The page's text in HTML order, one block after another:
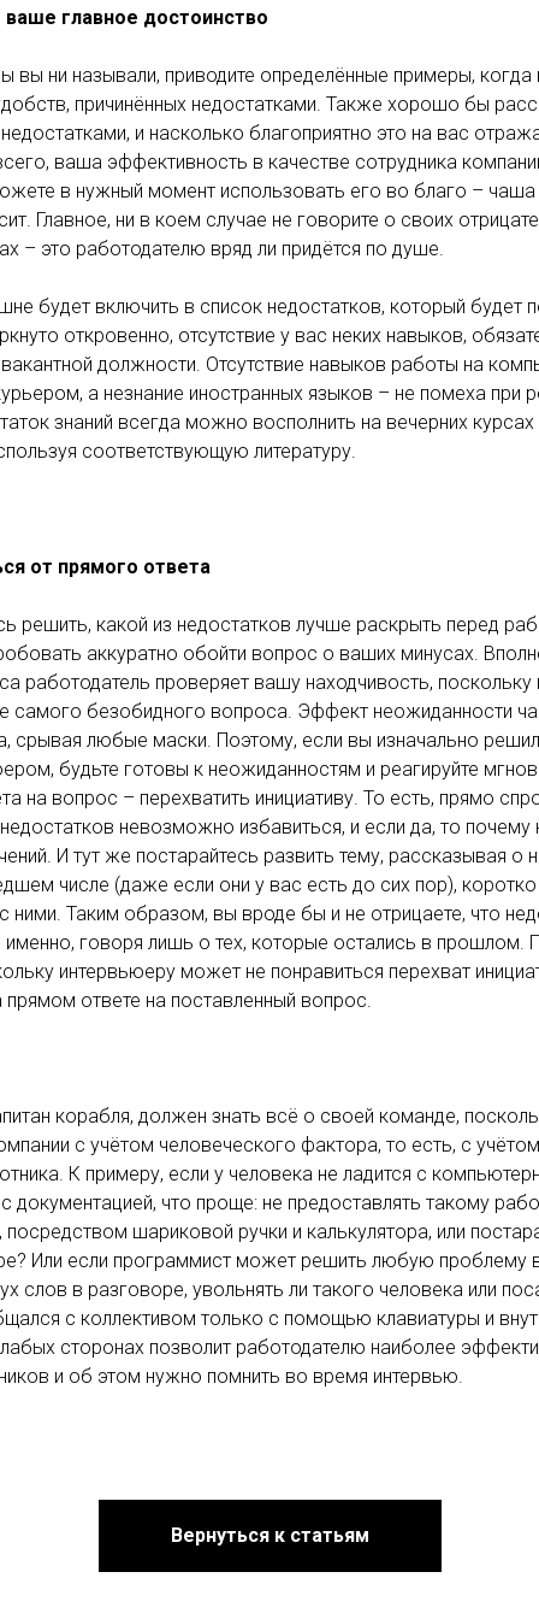
главное достоинство
вы ни называли, приводите определённые примеры,
причинённых недостатками. Также хорошо бы
и насколько благоприятно это на вас
ваша эффективность в качестве сотрудника
в нужный момент использовать его во благо –
Главное, ни в коем случае не говорите о своих
– это работодателю вряд ли придётся по душе.
будет включить в список недостатков, который будет
откровенно, отсутствие у вас неких навыков,
должности. Отсутствие навыков работы на
а незнание иностранных языков – не помеха при
знаний всегда можно восполнить на вечерних курсах
соответствующую литературу.
от прямого ответа
решить, какой из недостатков лучше раскрыть перед
аккуратно обойти вопрос о ваших минусах.
работодатель проверяет вашу находчивость, поскольку
самого безобидного вопроса. Эффект неожиданности
срывая любые маски. Поэтому, если вы изначально
будьте готовы к неожиданностям и реагируйте
на вопрос – перехватить инициативу. То есть, прямо
невозможно избавиться, и если да, то почему
И тут же постарайтесь развить тему, рассказывая о
числе (даже если они у вас есть до сих пор),
ними. Таким образом, вы вроде бы и не отрицаете, что
именно, говоря лишь о тех, которые остались в прошлом.
интервьюеру может не понравиться перехват
прямом ответе на поставленный вопрос.
корабля, должен знать всё о своей команде,
с учётом человеческого фактора, то есть, с
К примеру, если у человека не ладится с
документацией, что проще: не предоставлять такому
посредством шариковой ручки и калькулятора, или
Или если программист может решить любую проблему
слов в разговоре, увольнять ли такого человека или
с коллективом только с помощью клавиатуры и
сторонах позволит работодателю наиболее
и об этом нужно помнить во время интервью.
Вернуться к статьям